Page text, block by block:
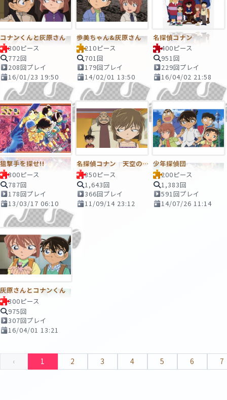
コナンくんと灰原さん
300ピース
772回
208回プレイ
16/01/23 19:50
歩美ちゃん&灰原さん
210ピース
701回
179回プレイ
14/02/01 13:50
名探偵コナン
400ピース
951回
229回プレイ
16/04/02 21:58
狙撃手を探せ!!
300ピース
787回
178回プレイ
13/03/17 06:10
名探偵コナン 天空の難破船(ロストシップ)
350ピース
1,643回
366回プレイ
11/09/14 23:12
少年探偵団
200ピース
1,383回
591回プレイ
14/07/26 11:14
灰原さんとコナンくん
300ピース
975回
307回プレイ
16/04/01 13:21
‹ 1 2 3 4 5 6 7